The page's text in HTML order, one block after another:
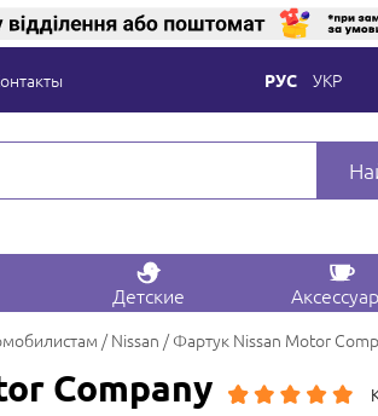
РУС УКР
Детские
Nissan Фартук Nissan Motor
Company